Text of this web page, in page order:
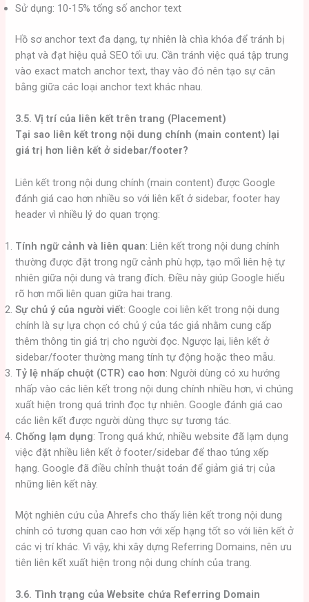
Sử dụng: 10-15% tổng số anchor text
Hồ sơ anchor text đa dạng, tự nhiên là chìa khóa để tránh bị
phạt và đạt hiệu quả SEO tối ưu. Cần tránh việc quá tập trung
vào exact match anchor text, thay vào đó nên tạo sự cân
bằng giữa các loại anchor text khác nhau.
3.5. Vị trí của liên kết trên trang (Placement)
Tại sao liên kết trong nội dung chính (main content) lại
giá trị hơn liên kết ở sidebar/footer?
Liên kết trong nội dung chính (main content) được Google
đánh giá cao hơn nhiều so với liên kết ở sidebar, footer hay
header vì nhiều lý do quan trọng:
Tính ngữ cảnh và liên quan: Liên kết trong nội dung chính
thường được đặt trong ngữ cảnh phù hợp, tạo mối liên hệ tự
nhiên giữa nội dung và trang đích. Điều này giúp Google hiểu
rõ hơn mối liên quan giữa hai trang.
Sự chủ ý của người viết: Google coi liên kết trong nội dung
chính là sự lựa chọn có chủ ý của tác giả nhằm cung cấp
thêm thông tin giá trị cho người đọc. Ngược lại, liên kết ở
sidebar/footer thường mang tính tự động hoặc theo mẫu.
Tỷ lệ nhấp chuột (CTR) cao hơn: Người dùng có xu hướng
nhấp vào các liên kết trong nội dung chính nhiều hơn, vì chúng
xuất hiện trong quá trình đọc tự nhiên. Google đánh giá cao
các liên kết được người dùng thực sự tương tác.
Chống lạm dụng: Trong quá khứ, nhiều website đã lạm dụng
việc đặt nhiều liên kết ở footer/sidebar để thao túng xếp
hạng. Google đã điều chỉnh thuật toán để giảm giá trị của
những liên kết này.
Một nghiên cứu của Ahrefs cho thấy liên kết trong nội dung
chính có tương quan cao hơn với xếp hạng tốt so với liên kết ở
các vị trí khác. Vì vậy, khi xây dựng Referring Domains, nên ưu
tiên liên kết xuất hiện trong nội dung chính của trang.
3.6. Tình trạng của Website chứa Referring Domain